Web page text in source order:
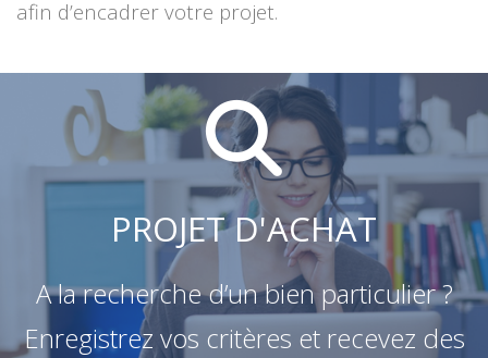
afin d’encadrer votre projet.
PROJET D'ACHAT
A la recherche d’un bien particulier ?
Enregistrez vos critères et recevez des